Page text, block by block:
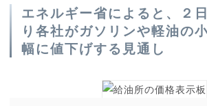
エネルギー省によると、２
り各社がガソリンや軽油の
幅に値下げする見通し